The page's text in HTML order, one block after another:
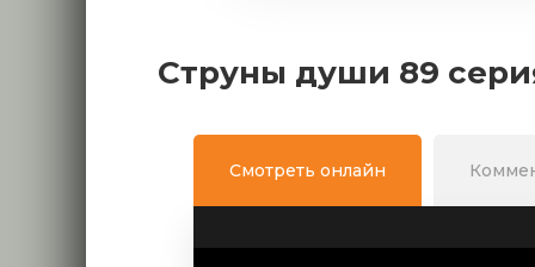
Струны души 89
Смотреть онлайн